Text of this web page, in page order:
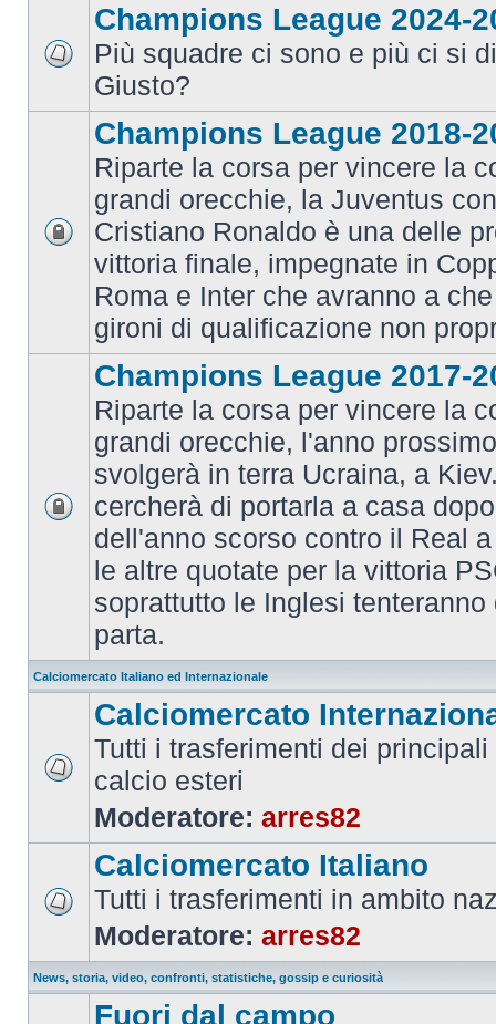
Champions League 2024-
Più squadre ci sono e più ci si
Giusto?
Champions League 2018-
Riparte la corsa per vincere la
grandi orecchie, la Juventus
Cristiano Ronaldo è una delle
vittoria finale, impegnate in
Roma e Inter che avranno a
gironi di qualificazione non
Champions League 2017-
Riparte la corsa per vincere la
grandi orecchie, l'anno
svolgerà in terra Ucraina, a
cercherà di portarla a casa
dell'anno scorso contro il Real
le altre quotate per la vittoria
soprattutto le Inglesi tenteranno
parta.
Calciomercato Italiano ed Internazionale
Calciomercato
Tutti i trasferimenti dei
calcio esteri
Moderatore: arres82
Calciomercato Italiano
Tutti i trasferimenti in ambito
Moderatore: arres82
News, storia, video, confronti, statistiche, gossip e curiosità
Fuori dal campo